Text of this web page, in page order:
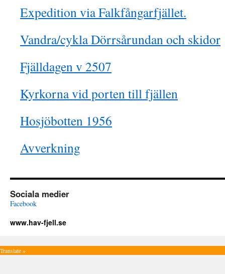
Expedition via Falkfångarfjället.
Vandra/cykla Dörrsårundan och skidor
Fjälldagen v 2507
Kyrkorna vid porten till fjällen
Hosjöbotten 1956
Avverkning
Sociala medier
Facebook
www.hav-fjell.se
Translate »